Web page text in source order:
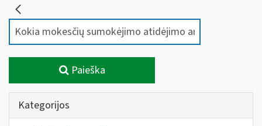
Paieška
Kategorijos